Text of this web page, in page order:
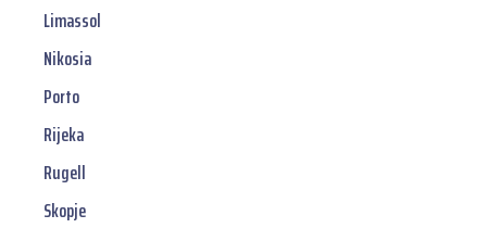
Limassol
Nikosia
Porto
Rijeka
Rugell
Skopje